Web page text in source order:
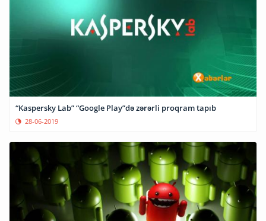
“Kaspersky Lab” “Google Play”də zərərli proqram tapıb
28-06-2019